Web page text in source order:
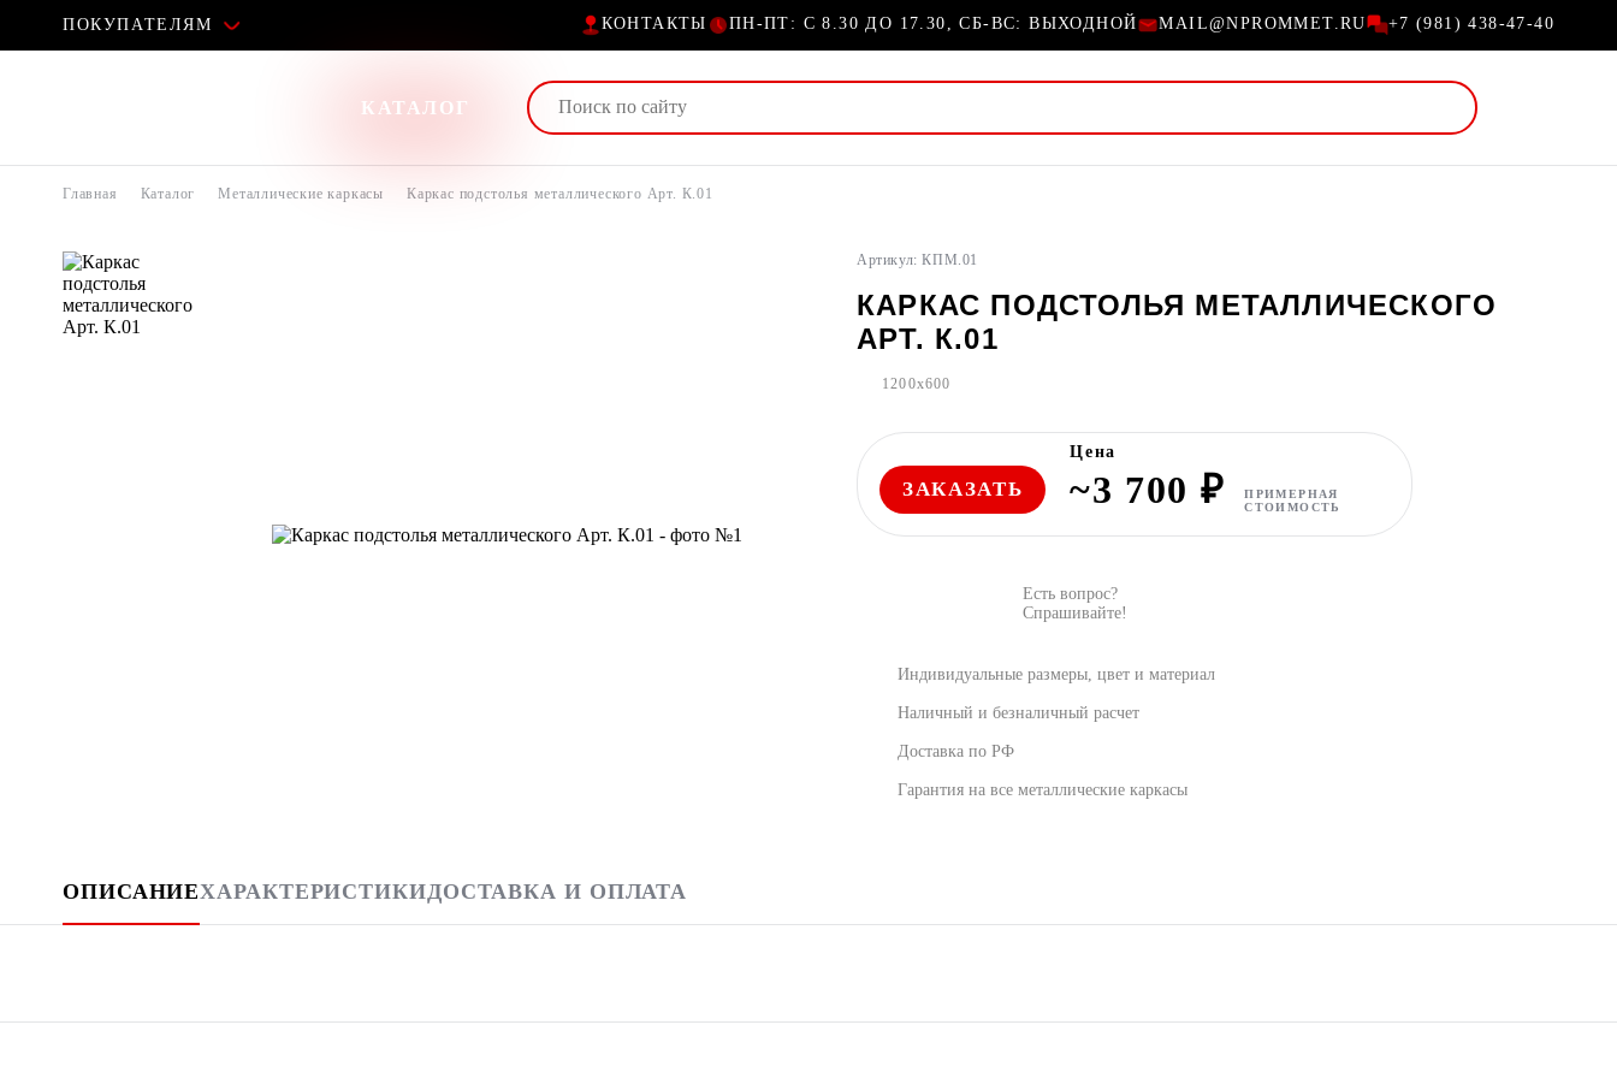
ПОКУПАТЕЛЯМ КОНТАКТЫ ПН-ПТ: С 8.30 ДО 17.30, СБ-ВС: ВЫХОДНОЙ MAIL@NPROMMET.RU +7 (981) 438-47-40
КАТАЛОГ
Главная Каталог Металлические каркасы Каркас подстолья металлического Арт. К.01
Артикул: КПМ.01
КАРКАС ПОДСТОЛЬЯ МЕТАЛЛИЧЕСКОГО
АРТ. К.01
1200x600
ЗАКАЗАТЬ
Цена
~3 700 ₽
ПРИМЕРНАЯ
СТОИМОСТЬ
Есть вопрос?
Спрашивайте!
Индивидуальные размеры, цвет и материал
Наличный и безналичный расчет
Доставка по РФ
Гарантия на все металлические каркасы
ОПИСАНИЕХАРАКТЕРИСТИКИДОСТАВКА И ОПЛАТА